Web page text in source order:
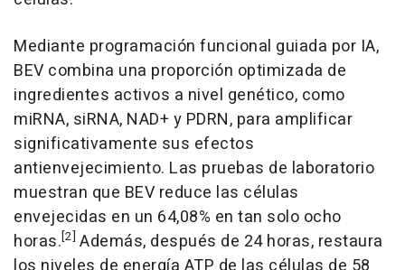
Mediante programación funcional guiada por IA,
BEV combina una proporción optimizada de
ingredientes activos a nivel genético, como
miRNA, siRNA, NAD+ y PDRN, para amplificar
significativamente sus efectos
antienvejecimiento. Las pruebas de laboratorio
muestran que BEV reduce las células
envejecidas en un 64,08% en tan solo ocho
horas.[2] Además, después de 24 horas, restaura